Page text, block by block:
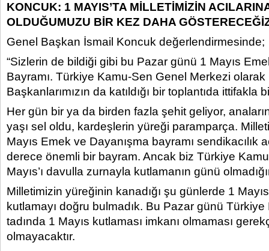
KONCUK: 1 MAYIS’TA MİLLETİMİZİN
OLDUĞUMUZU BİR KEZ DAHA
Genel Başkan İsmail Koncuk değerlendirmesinde;
“Sizlerin de bildiği gibi bu Pazar günü 1 Mayıs
Bayramı. Türkiye Kamu-Sen Genel Merkezi olarak
Başkanlarımızın da katıldığı bir toplantıda ittifakla
Her gün bir ya da birden fazla şehit geliyor,
yaşı sel oldu, kardeşlerin yüreği paramparça.
Mayıs Emek ve Dayanışma bayramı sendikacılık
derece önemli bir bayram. Ancak biz Türkiye
Mayıs’ı davulla zurnayla kutlamanın günü
Milletimizin yüreğinin kanadığı şu günlerde 1
kutlamayı doğru bulmadık. Bu Pazar günü
tadında 1 Mayıs kutlaması imkanı olmaması
olmayacaktır.